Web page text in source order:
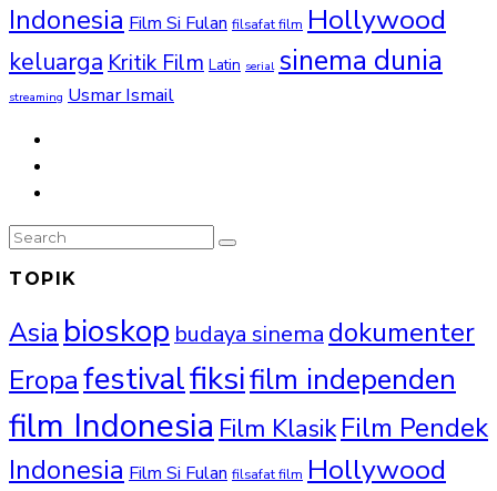
Indonesia Film Si Fulan filsafat film Hollywood
keluarga Kritik Film Latin serial sinema dunia
streaming Usmar Ismail
TOPIK
Asia bioskop budaya sinema dokumenter
Eropafestivalfiksifilm independen
film Indonesia Film Klasik Film Pendek
Indonesia Film Si Fulan filsafat film Hollywood